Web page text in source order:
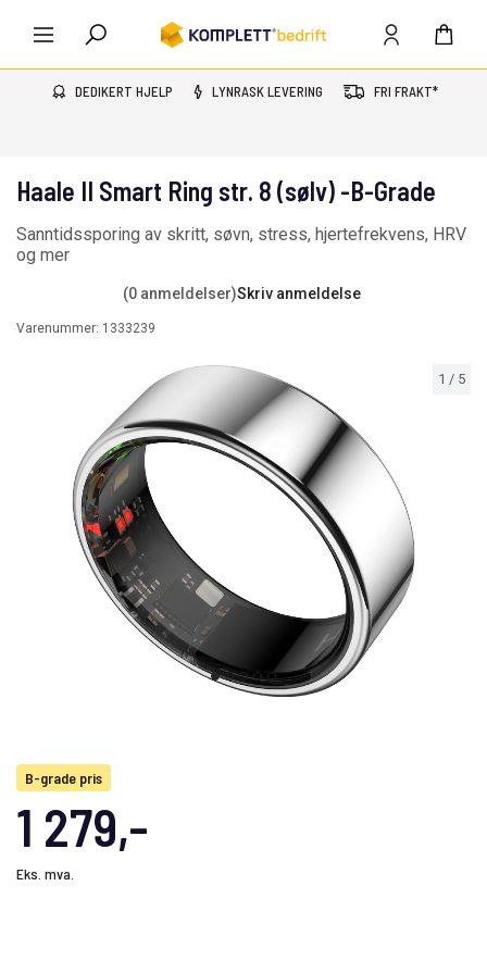
DEDIKERT HJELP LYNRASK LEVERING FRI FRAKT*
1 / 5
Haale II Smart Ring str. 8 (sølv) -B-Grade
Sanntidssporing av skritt, søvn, stress, hjertefrekvens, HRV
og mer
(0 anmeldelser)Skriv anmeldelse
Varenummer: 1333239
B-grade pris
1 279,-
Eks. mva.